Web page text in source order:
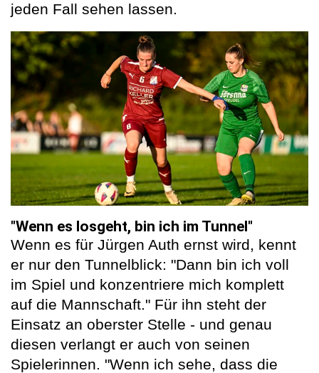
jeden Fall sehen lassen.
"Wenn es losgeht, bin ich im Tunnel"
Wenn es für Jürgen Auth ernst wird, kennt
er nur den Tunnelblick: "Dann bin ich voll
im Spiel und konzentriere mich komplett
auf die Mannschaft." Für ihn steht der
Einsatz an oberster Stelle - und genau
diesen verlangt er auch von seinen
Spielerinnen. "Wenn ich sehe, dass die